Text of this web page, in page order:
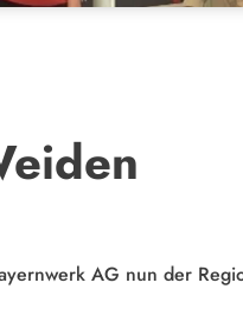
AG nun der